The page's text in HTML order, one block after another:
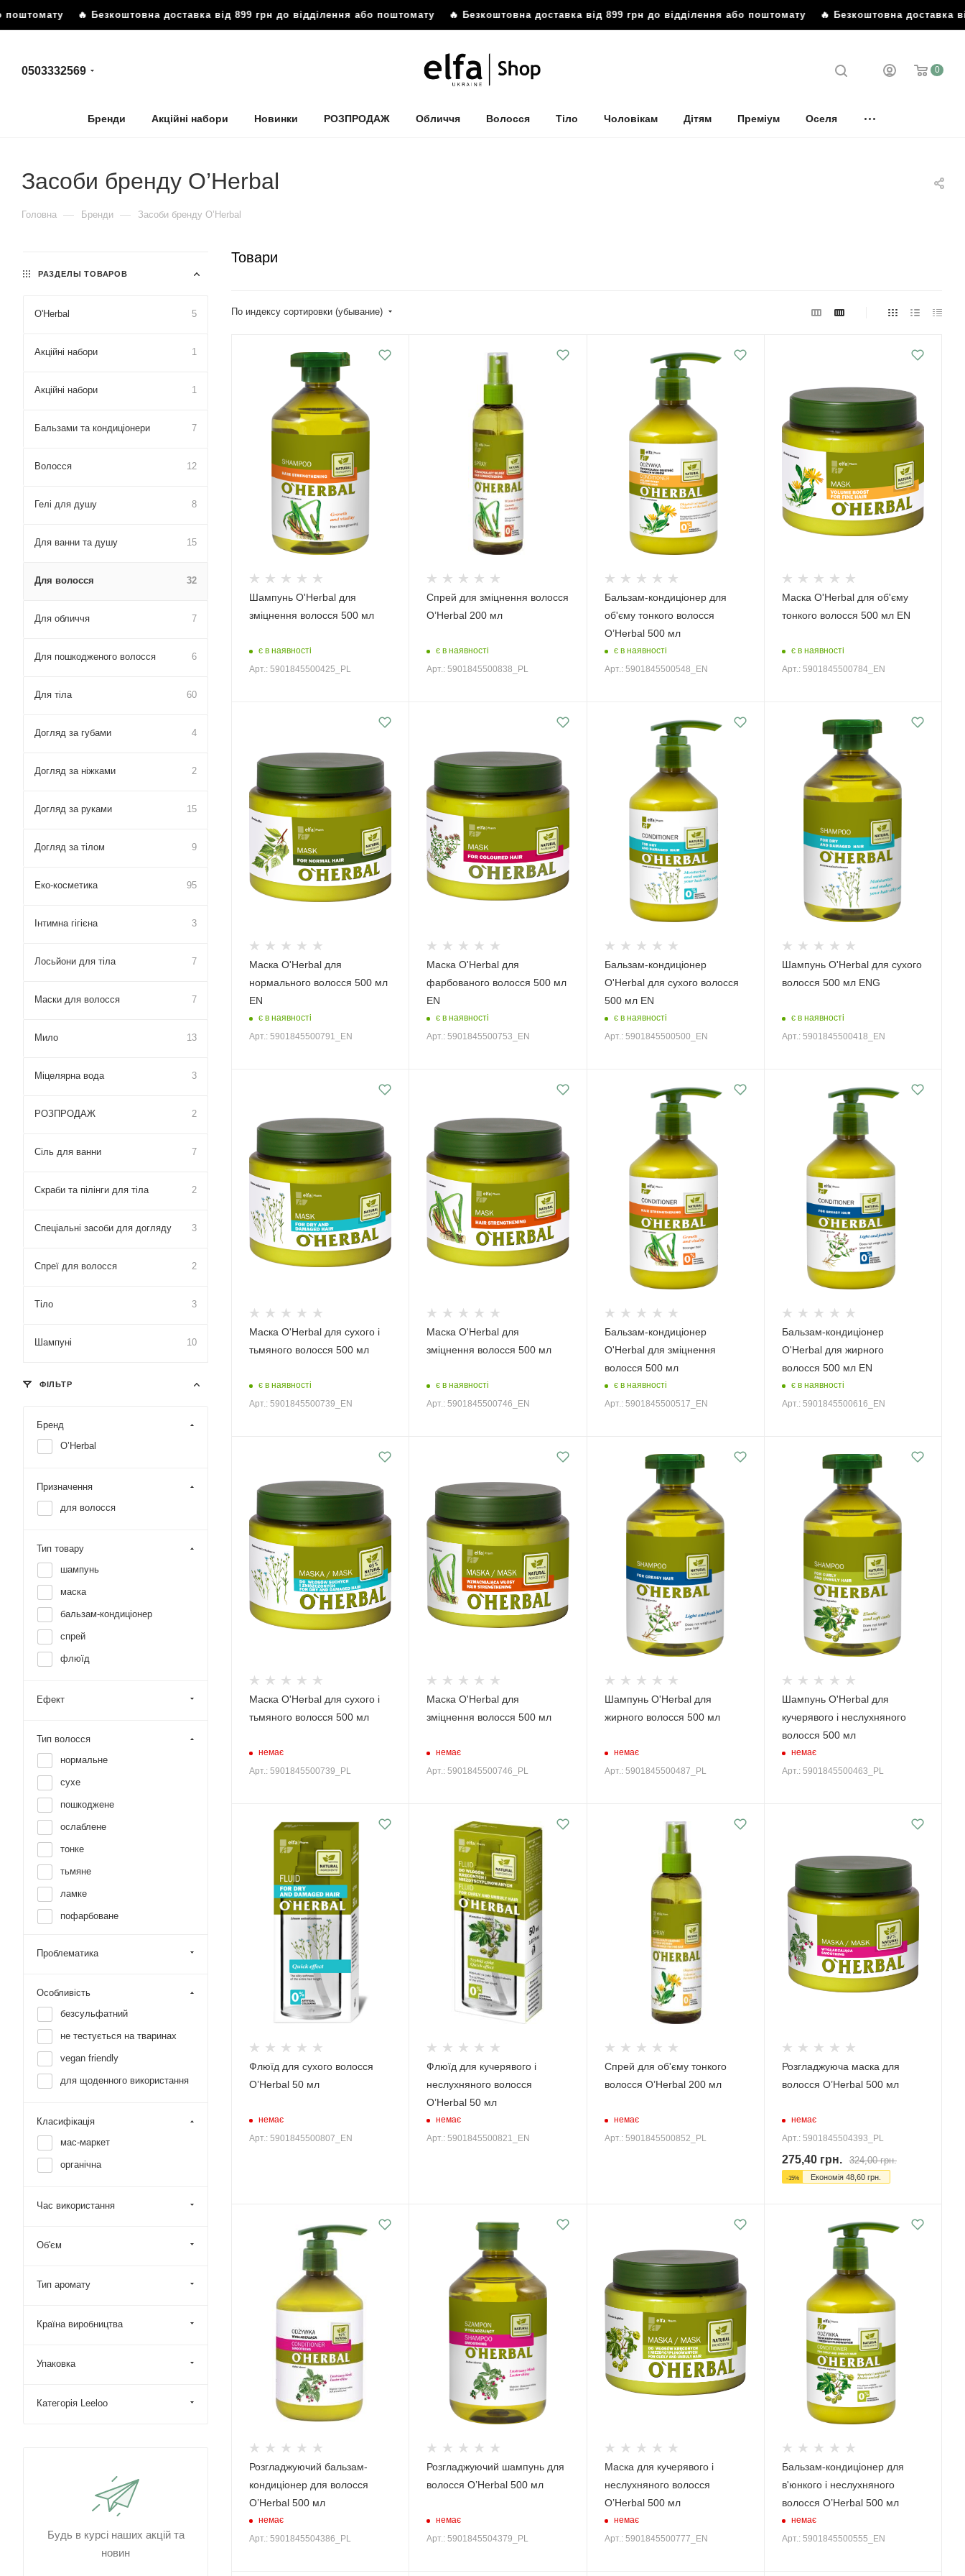
🔥 Безкоштовна доставка від 899 грн до відділення або поштомату🔥 Безкоштовна доставка від 899 грн до відділення або поштомату🔥 Безкоштовна доставка від 899
0503332569 0
Бренди Акційні набори Новинки РОЗПРОДАЖ Обличчя Волосся Тіло Чоловікам Дітям Преміум Оселя
Засоби бренду O’Herbal
Головна — Бренди — Засоби бренду O’Herbal
Товари
По индексу сортировки (убывание)
Шампунь O'Herbal для
зміцнення волосся 500 мл
є в наявності
Арт.: 5901845500425_PL
Спрей для зміцнення волосся
O’Herbal 200 мл
є в наявності
Арт.: 5901845500838_PL
Бальзам-кондиціонер для
об'єму тонкого волосся
O’Herbal 500 мл
є в наявності
Арт.: 5901845500548_EN
Маска O'Herbal для об'єму
тонкого волосся 500 мл EN
є в наявності
Арт.: 5901845500784_EN
Маска O'Herbal для
нормального волосся 500 мл
EN
є в наявності
Арт.: 5901845500791_EN
Маска O'Herbal для
фарбованого волосся 500 мл
EN
є в наявності
Арт.: 5901845500753_EN
Бальзам-кондиціонер
O'Herbal для сухого волосся
500 мл EN
є в наявності
Арт.: 5901845500500_EN
Шампунь O'Herbal для сухого
волосся 500 мл ENG
є в наявності
Арт.: 5901845500418_EN
Маска O'Herbal для сухого і
тьмяного волосся 500 мл
є в наявності
Арт.: 5901845500739_EN
Маска O'Herbal для
зміцнення волосся 500 мл
є в наявності
Арт.: 5901845500746_EN
Бальзам-кондиціонер
O'Herbal для зміцнення
волосся 500 мл
є в наявності
Арт.: 5901845500517_EN
Бальзам-кондиціонер
O'Herbal для жирного
волосся 500 мл EN
є в наявності
Арт.: 5901845500616_EN
Маска O'Herbal для сухого і
тьмяного волосся 500 мл
немає
Арт.: 5901845500739_PL
Маска O'Herbal для
зміцнення волосся 500 мл
немає
Арт.: 5901845500746_PL
Шампунь O'Herbal для
жирного волосся 500 мл
немає
Арт.: 5901845500487_PL
Шампунь O'Herbal для
кучерявого і неслухняного
волосся 500 мл
немає
Арт.: 5901845500463_PL
Флюїд для сухого волосся
O’Herbal 50 мл
немає
Арт.: 5901845500807_EN
Флюїд для кучерявого і
неслухняного волосся
O’Herbal 50 мл
немає
Арт.: 5901845500821_EN
Спрей для об'єму тонкого
волосся O’Herbal 200 мл
немає
Арт.: 5901845500852_PL
Розгладжуюча маска для
волосся O’Herbal 500 мл
немає
Арт.: 5901845504393_PL
275,40грн. 324,00грн.
-15% Економія 48,60грн.
Розгладжуючий бальзам-
кондиціонер для волосся
O’Herbal 500 мл
немає
Арт.: 5901845504386_PL
Розгладжуючий шампунь для
волосся O’Herbal 500 мл
немає
Арт.: 5901845504379_PL
Маска для кучерявого і
неслухняного волосся
O’Herbal 500 мл
немає
Арт.: 5901845500777_EN
Бальзам-кондиціонер для
в'юнкого і неслухняного
волосся O’Herbal 500 мл
немає
Арт.: 5901845500555_EN
РАЗДЕЛЫ ТОВАРОВ
O'Herbal 5
Акційні набори 1
Акційні набори 1
Бальзами та кондиціонери 7
Волосся 12
Гелі для душу 8
Для ванни та душу 15
Для волосся 32
Для обличчя 7
Для пошкодженого волосся 6
Для тіла 60
Догляд за губами 4
Догляд за ніжками 2
Догляд за руками 15
Догляд за тілом 9
Еко-косметика 95
Інтимна гігієна 3
Лосьйони для тіла 7
Маски для волосся 7
Мило 13
Міцелярна вода 3
РОЗПРОДАЖ 2
Сіль для ванни 7
Скраби та пілінги для тіла 2
Спеціальні засоби для догляду 3
Спреї для волосся 2
Тіло 3
Шампуні 10
ФІЛЬТР
Бренд
O’Herbal
Призначення
для волосся
Тип товару
шампунь
маска
бальзам-кондиціонер
спрей
флюїд
Ефект
Тип волосся
нормальне
сухе
пошкоджене
ослаблене
тонке
тьмяне
ламке
пофарбоване
Проблематика
Особливість
безсульфатний
не тестується на тваринах
vegan friendly
для щоденного використання
Класифікація
мас-маркет
органічна
Час використання
Об'єм
Тип аромату
Країна виробництва
Упаковка
Категорія Leeloo
Будь в курсі наших акцій та
новин